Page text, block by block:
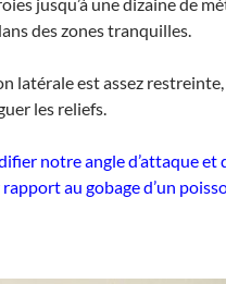
des zones tranquilles.
latérale est assez
les reliefs.
notre angle d’attaque et
au gobage d’un